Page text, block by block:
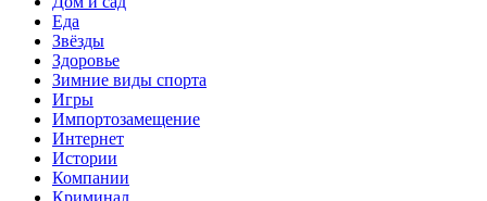
Еда
Звёзды
Здоровье
Зимние виды спорта
Игры
Импортозамещение
Интернет
Истории
Компании
Криминал